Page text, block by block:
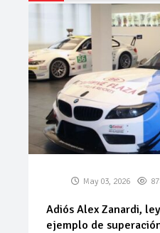
May 03, 2026
Adiós Alex Zanardi,
ejemplo de